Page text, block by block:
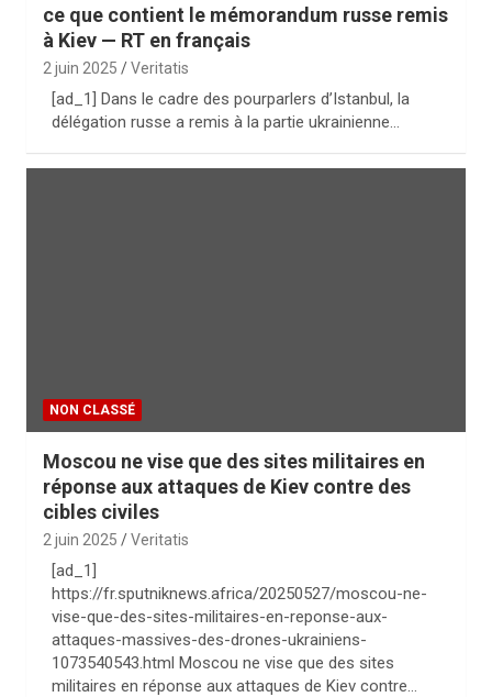
ce que contient le mémorandum russe remis
à Kiev — RT en français
2 juin 2025 Veritatis
[ad_1] Dans le cadre des pourparlers d’Istanbul, la
délégation russe a remis à la partie ukrainienne…
NON CLASSÉ
Moscou ne vise que des sites militaires en
réponse aux attaques de Kiev contre des
cibles civiles
2 juin 2025 Veritatis
[ad_1]
https://fr.sputniknews.africa/20250527/moscou-ne-
vise-que-des-sites-militaires-en-reponse-aux-
attaques-massives-des-drones-ukrainiens-
1073540543.html Moscou ne vise que des sites
militaires en réponse aux attaques de Kiev contre…